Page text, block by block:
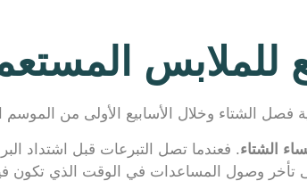
للملابس
الشتاء وخلال الأسابيع الأولى من الموسم
الشتاء. فعندما تصل التبرعات قبل اشتداد
تأخر وصول المساعدات في الوقت الذي تكون